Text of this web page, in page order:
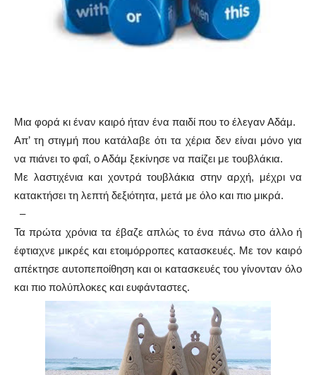
Μια φορά κι έναν καιρό ήταν ένα παιδί που το έλεγαν Αδάμ.
Απ’ τη στιγμή που κατάλαβε ότι τα χέρια δεν είναι μόνο για
να πιάνει το φαΐ, ο Αδάμ ξεκίνησε να παίζει με τουβλάκια.
Με λαστιχένια και χοντρά τουβλάκια στην αρχή, μέχρι να
κατακτήσει τη λεπτή δεξιότητα, μετά με όλο και πιο μικρά.
–
Τα πρώτα χρόνια τα έβαζε απλώς το ένα πάνω στο άλλο ή
έφτιαχνε μικρές και ετοιμόρροπες κατασκευές. Με τον καιρό
απέκτησε αυτοπεποίθηση και οι κατασκευές του γίνονταν όλο
και πιο πολύπλοκες και ευφάνταστες.